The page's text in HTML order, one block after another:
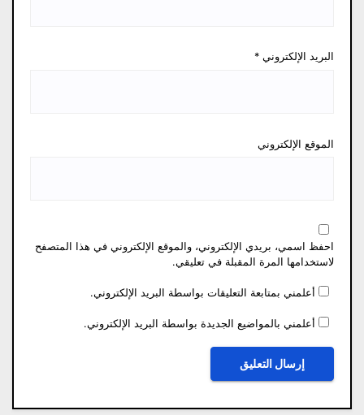
البريد الإلكتروني *
الموقع الإلكتروني
احفظ اسمي، بريدي الإلكتروني، والموقع الإلكتروني في هذا المتصفح
لاستخدامها المرة المقبلة في تعليقي.
أعلمني بمتابعة التعليقات بواسطة البريد الإلكتروني.
أعلمني بالمواضيع الجديدة بواسطة البريد الإلكتروني.